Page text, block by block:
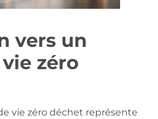
vers un
zéro
vie zéro déchet représente